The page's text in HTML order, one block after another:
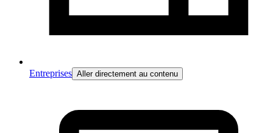
Entreprises Aller directement au contenu